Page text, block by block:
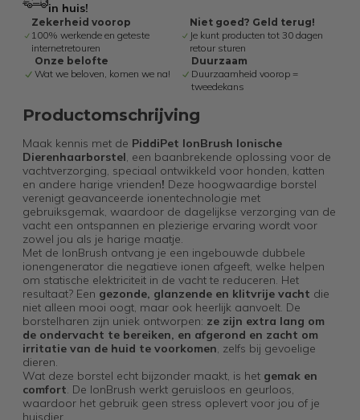
in huis!
Zekerheid voorop
100% werkende en geteste
internetretouren
Niet goed? Geld terug!
Je kunt producten tot 30 dagen
retour sturen
Onze belofte
Wat we beloven, komen we na!
Duurzaam
Duurzaamheid voorop =
tweedekans
Productomschrijving
Maak kennis met de PiddiPet IonBrush Ionische
Dierenhaarborstel, een baanbrekende oplossing voor de
vachtverzorging, speciaal ontwikkeld voor honden, katten
en andere harige vrienden! Deze hoogwaardige borstel
verenigt geavanceerde ionentechnologie met
gebruiksgemak, waardoor de dagelijkse verzorging van de
vacht een ontspannen en plezierige ervaring wordt voor
zowel jou als je harige maatje.
Met de IonBrush ontvang je een ingebouwde dubbele
ionengenerator die negatieve ionen afgeeft, welke helpen
om statische elektriciteit in de vacht te reduceren. Het
resultaat? Een gezonde, glanzende en klitvrije vacht die
niet alleen mooi oogt, maar ook heerlijk aanvoelt. De
borstelharen zijn uniek ontworpen: ze zijn extra lang om
de ondervacht te bereiken, en afgerond en zacht om
irritatie van de huid te voorkomen, zelfs bij gevoelige
dieren.
Wat deze borstel echt bijzonder maakt, is het gemak en
comfort. De IonBrush werkt geruisloos en geurloos,
waardoor het gebruik geen stress oplevert voor jou of je
huisdier.